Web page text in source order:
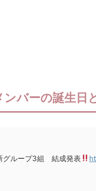
ンバーの誕生日
グループ3組 結成発表